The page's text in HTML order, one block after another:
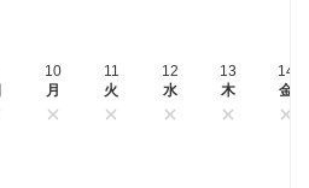
10
月
11
火
12
水
13
木
14
金